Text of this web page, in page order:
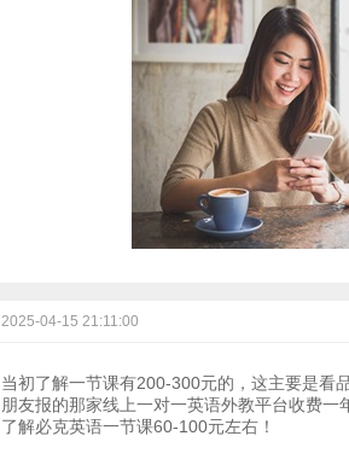
2025-04-15 21:11:00
当初了解一节课有200-300元的，这主要是看
朋友报的那家线上一对一英语外教平台收费
了解必克英语一节课60-100元左右！